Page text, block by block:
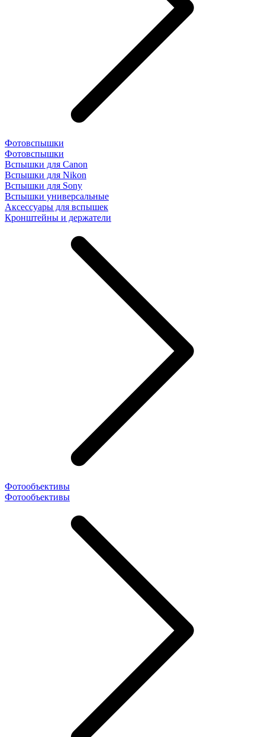
Фотовспышки
Фотовспышки
Вспышки для Canon
Вспышки для Nikon
Вспышки для Sony
Вспышки универсальные
Аксесcуары для вспышек
Кронштейны и держатели
Фотообъективы
Фотообъективы